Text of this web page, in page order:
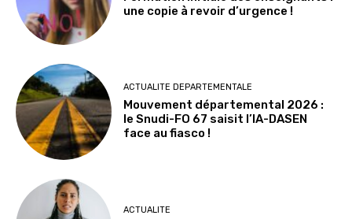
une copie à revoir d’urgence !
ACTUALITE DEPARTEMENTALE
Mouvement départemental 2026 :
le Snudi-FO 67 saisit l’IA-DASEN
face au fiasco !
ACTUALITE